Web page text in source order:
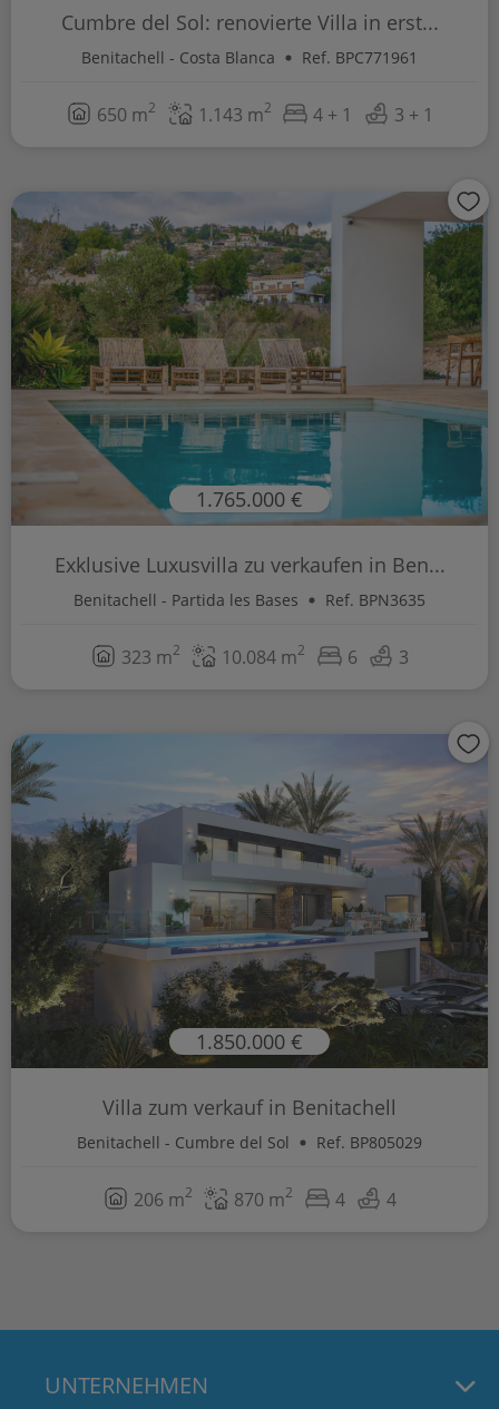
Cumbre del Sol: renovierte Villa in erst...
Benitachell - Costa Blanca Ref. BPC771961
650 m2 1.143 m2 4 + 1 3 + 1
1.765.000 €
Exklusive Luxusvilla zu verkaufen in Ben...
Benitachell - Partida les Bases Ref. BPN3635
323 m2 10.084 m2 6 3
1.850.000 €
Villa zum verkauf in Benitachell
Benitachell - Cumbre del Sol Ref. BP805029
206 m2 870 m2 4 4
UNTERNEHMEN